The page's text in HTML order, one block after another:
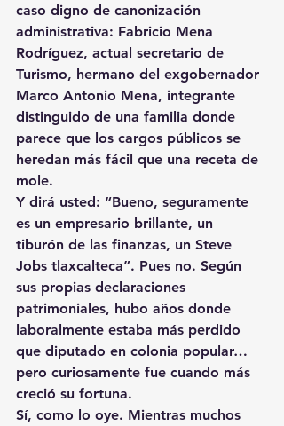
caso digno de canonización
administrativa: Fabricio Mena
Rodríguez, actual secretario de
Turismo, hermano del exgobernador
Marco Antonio Mena, integrante
distinguido de una familia donde
parece que los cargos públicos se
heredan más fácil que una receta de
mole.
Y dirá usted: “Bueno, seguramente
es un empresario brillante, un
tiburón de las finanzas, un Steve
Jobs tlaxcalteca”. Pues no. Según
sus propias declaraciones
patrimoniales, hubo años donde
laboralmente estaba más perdido
que diputado en colonia popular…
pero curiosamente fue cuando más
creció su fortuna.
Sí, como lo oye. Mientras muchos